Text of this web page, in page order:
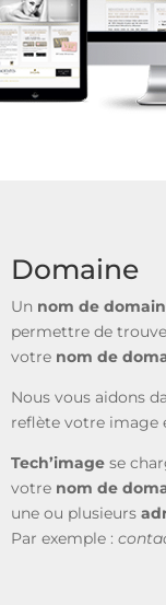
Domaine
Un nom de
permettre de
votre nom de
Nous vous aidons
reflète votre image
Tech’imagese
votre nom de
une ou plusieurs
Par exemple :